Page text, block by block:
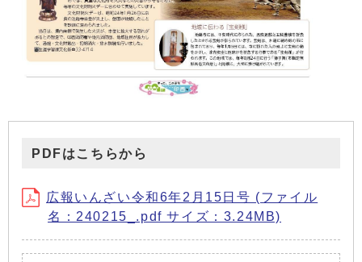
PDFはこちらから
広報いんざい令和6年2月15日号 (ファイル
名：240215_.pdf サイズ：3.24MB)